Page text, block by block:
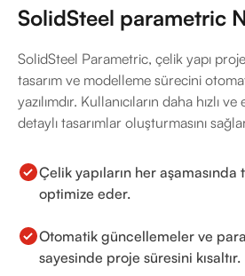
SolidSteel parametric
SolidSteel Parametric, çelik yapı
tasarım ve modelleme sürecini
yazılımdır. Kullanıcıların daha hızlı
detaylı tasarımlar oluşturmasını
Çelik yapıların her aşamasında
optimize eder.
Otomatik güncellemeler ve
sayesinde proje süresini kısaltır.